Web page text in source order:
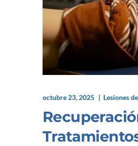
octubre 23, 2025 Lesiones